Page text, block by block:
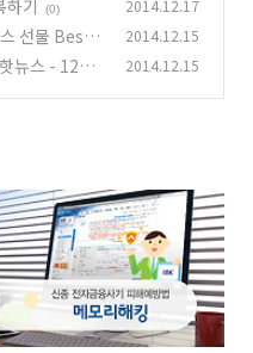
하기 (0) 2014.12.17
선물 Best 5 2014.12.15
뉴스 - 12월
2014.12.15